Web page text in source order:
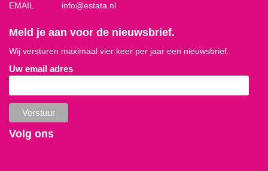
EMAIL
info@estata.nl
Meld je aan voor de nieuwsbrief.
Wij versturen maximaal vier keer per jaar een nieuwsbrief.
Uw email adres
Volg ons